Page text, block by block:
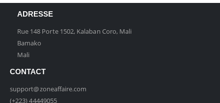
ADRESSE
Rue 148 Porte 1502, Kalaban Coro, Mali
Bamako
Mali
CONTACT
support@zoneaffaire.com
(+223) 44449055